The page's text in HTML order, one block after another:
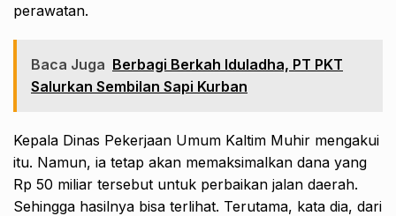
perawatan.
Baca Juga Berbagi Berkah Iduladha, PT PKT
Salurkan Sembilan Sapi Kurban
Kepala Dinas Pekerjaan Umum Kaltim Muhir mengakui
itu. Namun, ia tetap akan memaksimalkan dana yang
Rp 50 miliar tersebut untuk perbaikan jalan daerah.
Sehingga hasilnya bisa terlihat. Terutama, kata dia, dari